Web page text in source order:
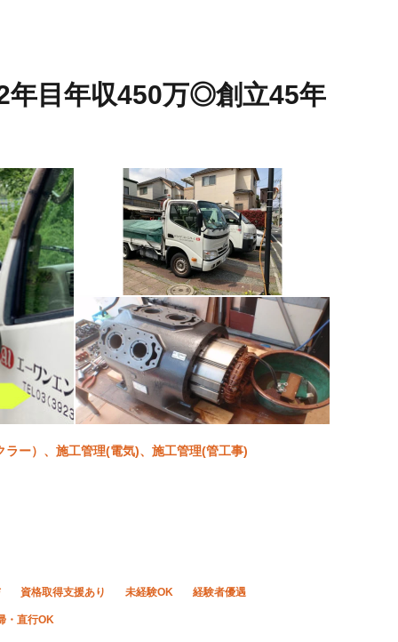
ー）、施工管理(電気)、施工管理(管工事)
年目年収450万◎創立45年
資格取得支援あり 未経験OK 経験者優遇
・直行OK